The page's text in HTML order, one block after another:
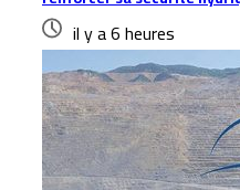
il y a 6 heures